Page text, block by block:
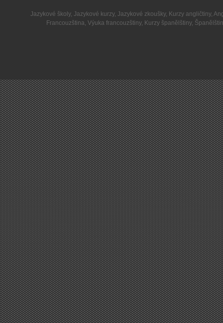
Jazykové školy, Jazykové kurzy, Jazykové zkoušky, Kurzy angličtiny,
Francouzština,Výuka francouzštiny, Kurzy španělštiny,